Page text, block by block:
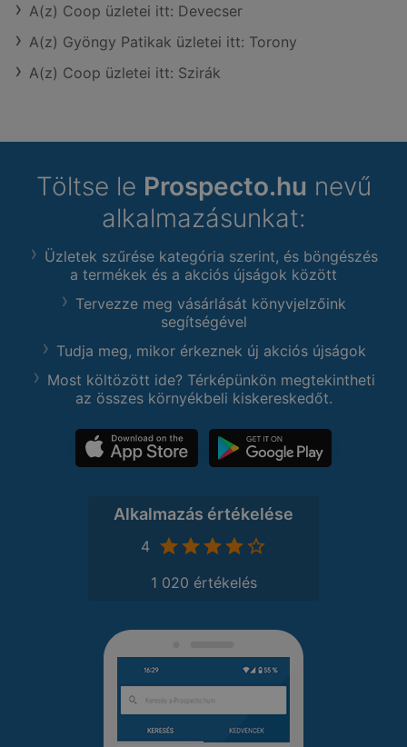
A(z) Coop üzletei itt: Devecser
A(z) Gyöngy Patikak üzletei itt: Torony
A(z) Coop üzletei itt: Szirák
Töltse le Prospecto.hu nevű
alkalmazásunkat:
Üzletek szűrése kategória szerint, és böngészés
a termékek és a akciós újságok között
Tervezze meg vásárlását könyvjelzőink
segítségével
Tudja meg, mikor érkeznek új akciós újságok
Most költözött ide? Térképünkön megtekintheti
az összes környékbeli kiskereskedőt.
Alkalmazás értékelése
4
1 020 értékelés